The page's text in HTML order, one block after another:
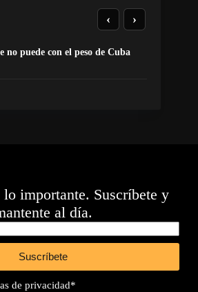
no puede con el peso de Cuba
‹ ›
importante. Suscríbete y
al día.
Suscríbete
de privacidad*